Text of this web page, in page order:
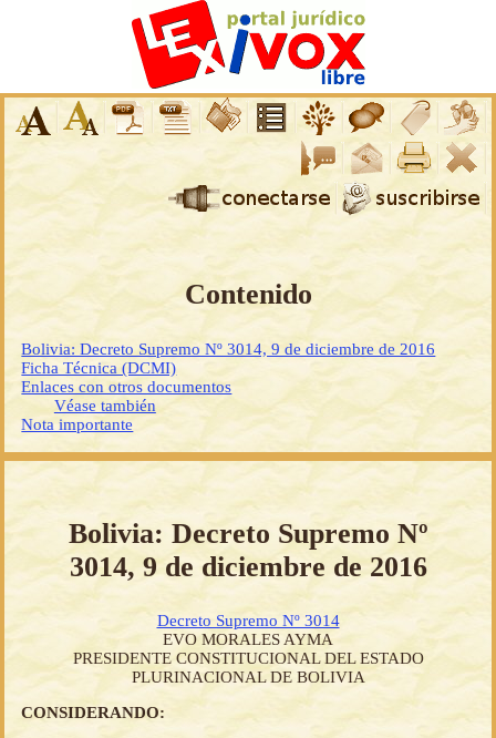
Contenido
Bolivia: Decreto Supremo Nº 3014, 9 de diciembre de 2016
Ficha Técnica (DCMI)
Enlaces con otros documentos
Véase también
Nota importante
Bolivia: Decreto Supremo Nº
3014, 9 de diciembre de 2016
Decreto Supremo Nº 3014
EVO MORALES AYMA
PRESIDENTE CONSTITUCIONAL DEL ESTADO
PLURINACIONAL DE BOLIVIA
CONSIDERANDO: